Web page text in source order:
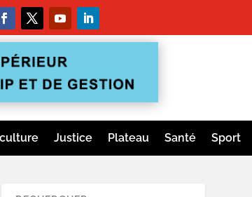
Justice Plateau Santé Sport